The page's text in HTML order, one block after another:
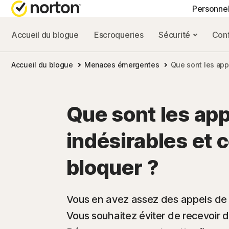
FORFAITS TOUT-
Norton 360
Norton 360 Deluxe
Norton 360 Standard
BLOG NORTON
Ressources sur
Ressources sur
Ressources sur
Accueil du blogue Escroqueries Sécurité
Accueil du blogue Menaces émergentes Que sont les
Que sont les
indésirables et
bloquer ?
Vous en avez assez des appels
Vous souhaitez éviter de recevoir